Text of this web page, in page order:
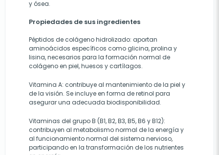
y ósea.
Propiedades de sus ingredientes
Péptidos de colágeno hidrolizado: aportan
aminoácidos específicos como glicina, prolina y
lisina, necesarios para la formación normal de
colágeno en piel, huesos y cartílagos.
Vitamina A: contribuye al mantenimiento de la piel y
de la visión. Se incluye en forma de retinol para
asegurar una adecuada biodisponibilidad.
Vitaminas del grupo B (B1, B2, B3, B5, B6 y B12):
contribuyen al metabolismo normal de la energía y
al funcionamiento normal del sistema nervioso,
participando en la transformación de los nutrientes